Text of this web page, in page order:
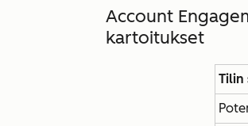
Account
kartoitukset
Tilin